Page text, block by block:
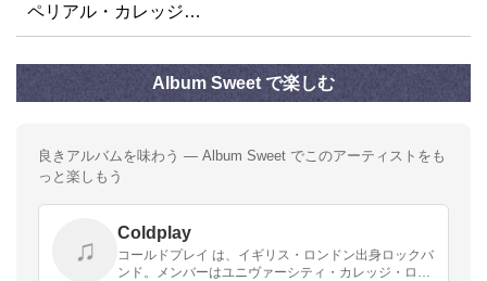
ペリアル・カレッジ…
Album Sweet で楽しむ
良きアルバムを味わう — Album Sweet でこのアーティストをも
っと楽しもう
♫
Coldplay
コールドプレイ は、イギリス・ロンドン出身ロックバ
ンド。メンバーはユニヴァーシティ・カレッジ・ロン